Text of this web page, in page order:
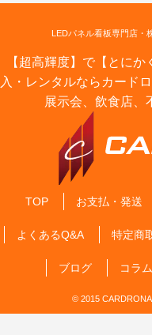
LEDパネル看板専門店・
【超高輝度】で【とに
入・レンタルならカード
展示会、飲食店、
TOP お支払・発送
よくあるQ&A 特定商
ブログ コラム
© 2015